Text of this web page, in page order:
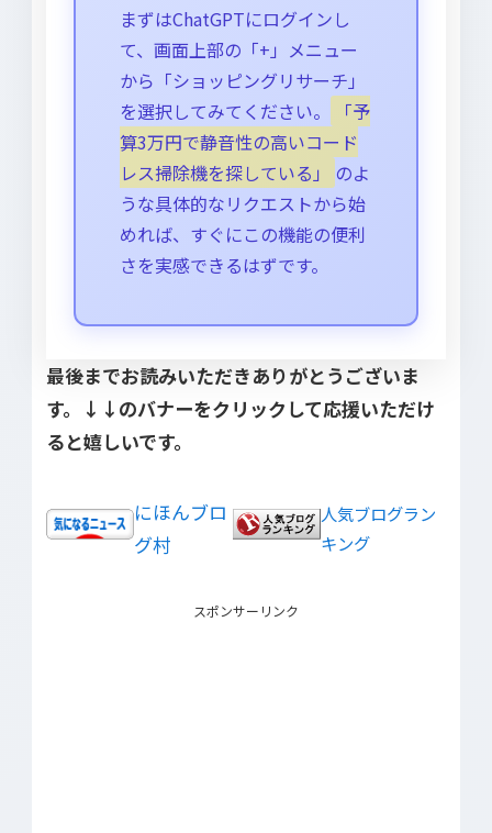
まずはChatGPTにログインし
て、画面上部の「+」メニュー
から「ショッピングリサーチ」
を選択してみてください。
「予
算3万円で静音性の高いコード
レス掃除機を探している」
のよ
うな具体的なリクエストから始
めれば、すぐにこの機能の便利
さを実感できるはずです。
最後までお読みいただきありがとうございま
す。↓↓のバナーをクリックして応援いただけ
ると嬉しいです。
にほんブロ
グ村
人気ブログラン
キング
スポンサーリンク